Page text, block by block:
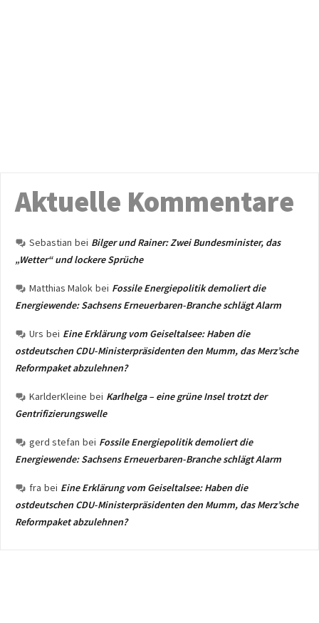
Aktuelle Kommentare
Sebastian bei Bilger und Rainer: Zwei Bundesminister, das
„Wetter“ und lockere Sprüche
Matthias Malok bei Fossile Energiepolitik demoliert die
Energiewende: Sachsens Erneuerbaren-Branche schlägt Alarm
Urs bei Eine Erklärung vom Geiseltalsee: Haben die
ostdeutschen CDU-Ministerpräsidenten den Mumm, das Merz’sche
Reformpaket abzulehnen?
KarlderKleine bei Karlhelga – eine grüne Insel trotzt der
Gentrifizierungswelle
gerd stefan bei Fossile Energiepolitik demoliert die
Energiewende: Sachsens Erneuerbaren-Branche schlägt Alarm
fra bei Eine Erklärung vom Geiseltalsee: Haben die
ostdeutschen CDU-Ministerpräsidenten den Mumm, das Merz’sche
Reformpaket abzulehnen?